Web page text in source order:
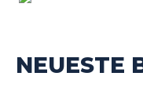
NEUESTE